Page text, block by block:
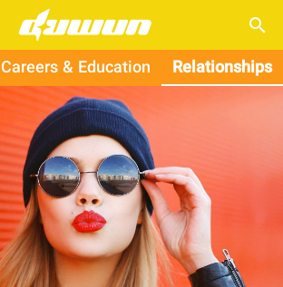
search
Careers & Education Relationships